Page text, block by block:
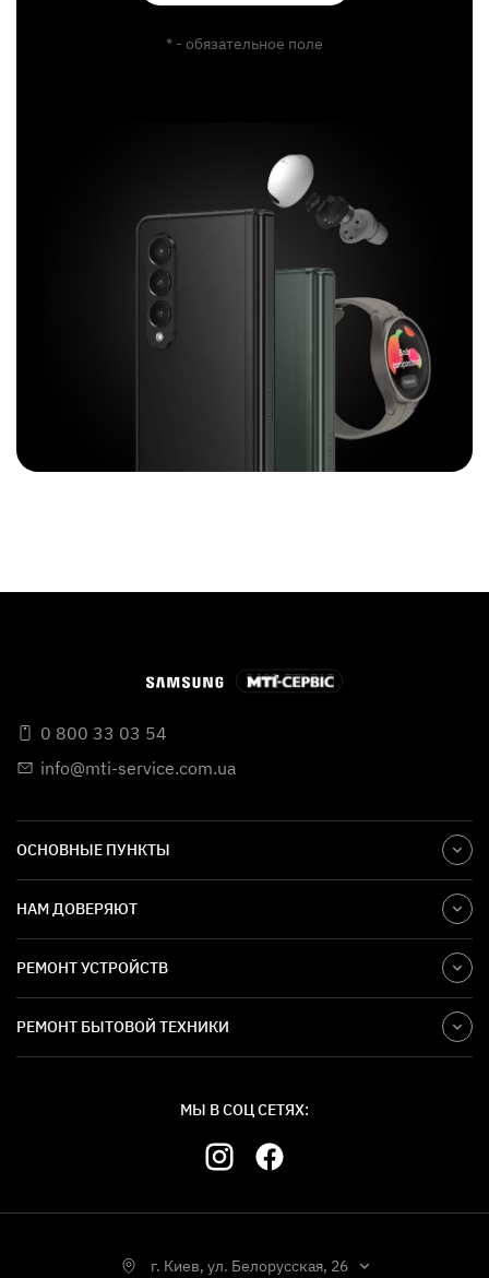
* - обязательное поле
0 800 33 03 54
info@mti-service.com.ua
ОСНОВНЫЕ ПУНКТЫ
НАМ ДОВЕРЯЮТ
РЕМОНТ УСТРОЙСТВ
РЕМОНТ БЫТОВОЙ ТЕХНИКИ
МЫ В СОЦ СЕТЯХ:
г. Киев, ул. Белорусская, 26